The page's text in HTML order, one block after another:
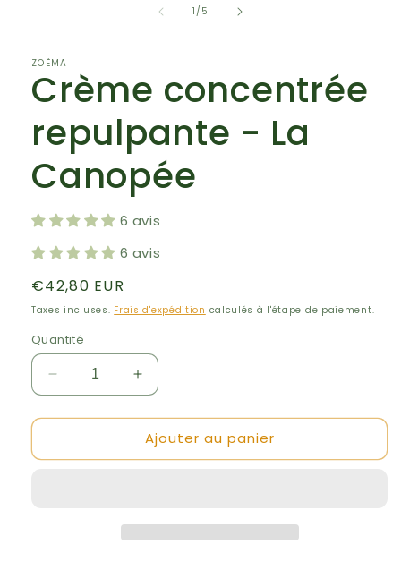
1 /de
5
ZOËMA
Crème concentrée
repulpante - La
Canopée
6 avis
6 avis
Prix
habituel
€42,80 EUR
Taxes incluses. Frais d'expédition calculés à l'étape de paiement.
Quantité
Réduire
la
quantité
Crème
Augmenter
la
quantité
de
Crème
Ajouter au panier